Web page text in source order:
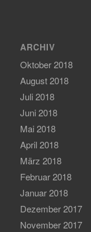
ARCHIV
Oktober 2018
August 2018
Juli 2018
Juni 2018
Mai 2018
April 2018
März 2018
Februar 2018
Januar 2018
Dezember 2017
November 2017